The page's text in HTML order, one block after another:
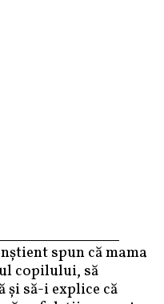
spun că mama
copilului, să
să-i explice că